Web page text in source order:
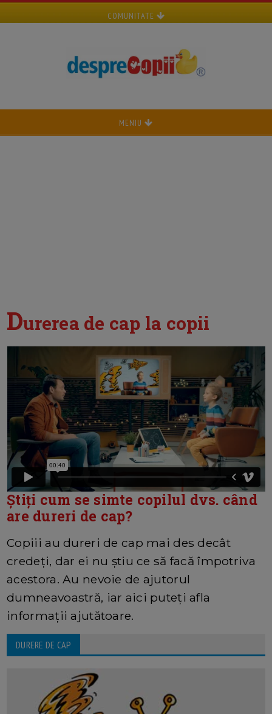
COMUNITATE
MENIU
Durerea de cap la copii
Știți cum se simte copilul dvs. când
are dureri de cap?
Copiii au dureri de cap mai des decât
credeți, dar ei nu știu ce să facă împotriva
acestora. Au nevoie de ajutorul
dumneavoastră, iar aici puteți afla
informații ajutătoare.
DURERE DE CAP